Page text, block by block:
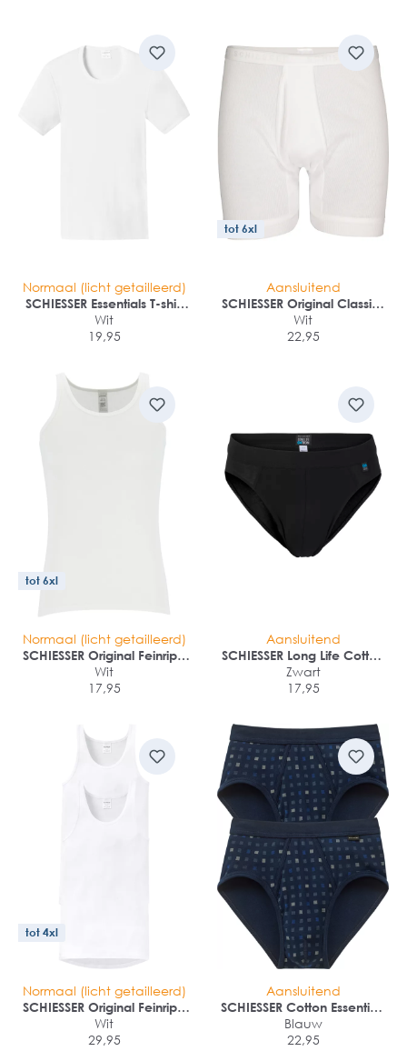
Normaal (licht getailleerd)
SCHIESSER Essentials T-shirt
(1-pack)
Wit
19,95
tot 6xl
Aansluitend
SCHIESSER Original Classics
lange short (1-pack)
Wit
22,95
tot 6xl
Normaal (licht getailleerd)
SCHIESSER Original Feinripp
singlet (1-pack)
Wit
17,95
Aansluitend
SCHIESSER Long Life Cotton
rioslip (1-pack)
Zwart
17,95
tot 4xl
Normaal (licht getailleerd)
SCHIESSER Original Feinripp
singlets (2-pack)
Wit
29,95
Aansluitend
SCHIESSER Cotton Essentials
sportslips (2-pack)
Blauw
22,95